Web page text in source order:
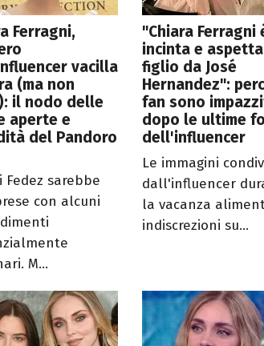
Ferragni,
vacilla
(ma non
il nodo delle
aperte e
del Pandoro
Fedez sarebbe
con alcuni
M...
"Chiara Ferragni
incinta e
figlio da José
Hernandez":
fan sono
dopo le ultime
dell'influencer
Le immagini
dall'influencer
la vacanza
indiscrezioni su...